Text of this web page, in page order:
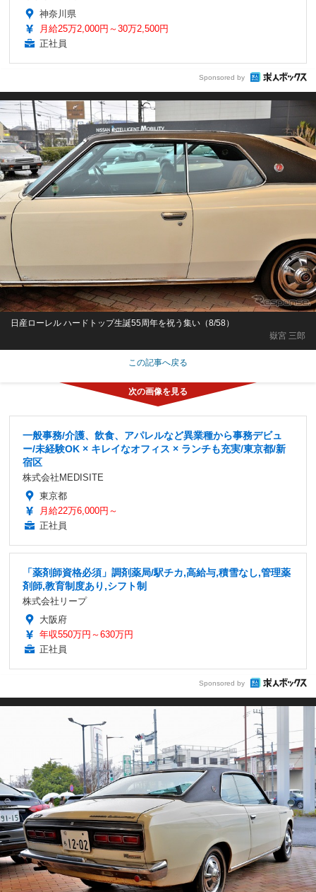
神奈川県
月給25万2,000円～30万2,500円
正社員
Sponsored by
嶽宮 三郎
日産ローレル ハードトップ生誕55周年を祝う集い（8/58）
この記事へ戻る
一般事務/介護、飲食、アパレルなど異業種から事務デビュ
ー/未経験OK × キレイなオフィス × ランチも充実/東京都/新
宿区
株式会社MEDISITE
東京都
月給22万6,000円～
正社員
「薬剤師資格必須」調剤薬局/駅チカ,高給与,積雪なし,管理薬
剤師,教育制度あり,シフト制
株式会社リープ
大阪府
年収550万円～630万円
正社員
Sponsored by